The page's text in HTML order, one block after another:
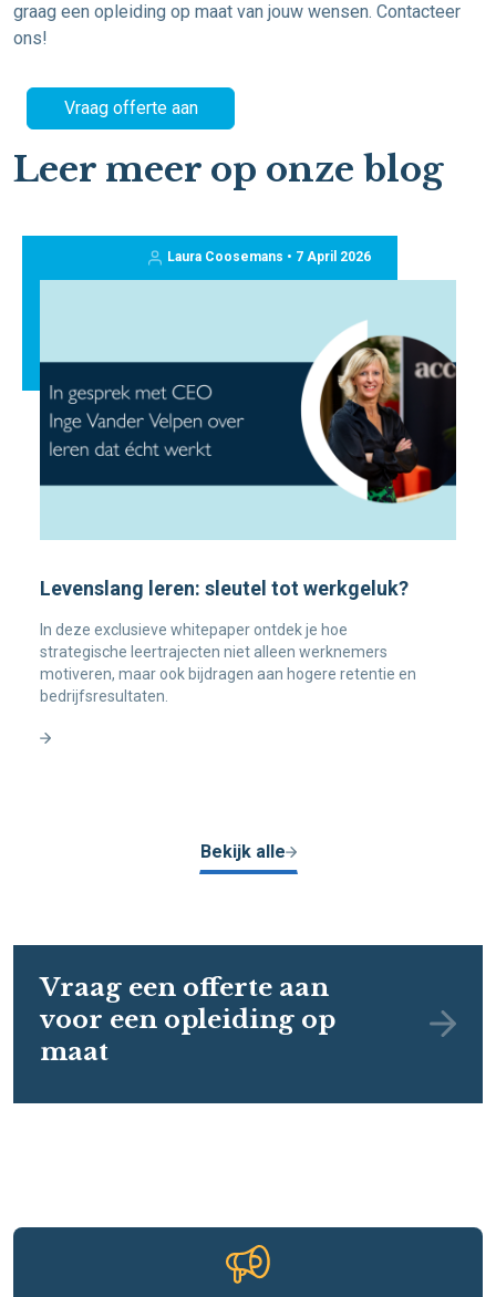
graag een opleiding op maat van jouw wensen. Contacteer
ons!
Vraag offerte aan
Leer meer op onze blog
Laura Coosemans • 7 April 2026
Levenslang leren: sleutel tot werkgeluk?
In deze exclusieve whitepaper ontdek je hoe
strategische leertrajecten niet alleen werknemers
motiveren, maar ook bijdragen aan hogere retentie en
bedrijfsresultaten.
Bekijk alle
Vraag een offerte aan
voor een opleiding op
maat